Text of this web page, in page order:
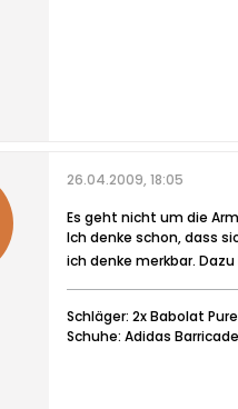
26.04.2009, 18:05
Es geht nicht um die
Ich denke schon, dass
ich denke merkbar.
Schläger: 2x Babolat
Schuhe: Adidas